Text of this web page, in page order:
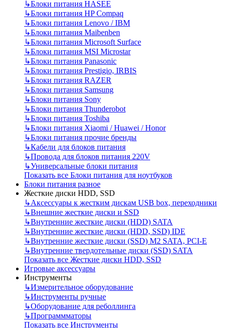
↳Блоки питания HASEE
↳Блоки питания HP Compaq
↳Блоки питания Lenovo / IBM
↳Блоки питания Maibenben
↳Блоки питания Microsoft Surface
↳Блоки питания MSI Microstar
↳Блоки питания Panasonic
↳Блоки питания Prestigio, IRBIS
↳Блоки питания RAZER
↳Блоки питания Samsung
↳Блоки питания Sony
↳Блоки питания Thunderobot
↳Блоки питания Toshiba
↳Блоки питания Xiaomi / Huawei / Honor
↳Блоки питания прочие бренды
↳Кабели для блоков питания
↳Провода для блоков питания 220V
↳Универсальные блоки питания
Показать все Блоки питания для ноутбуков
Блоки питания разное
Жесткие диски HDD, SSD
↳Аксессуары к жестким дискам USB box, переходники
↳Внешние жесткие диски и SSD
↳Внутренние жесткие диски (HDD) SATA
↳Внутренние жесткие диски (HDD, SSD) IDE
↳Внутренние жесткие диски (SSD) M2 SATA, PCI-E
↳Внутренние твердотельные диски (SSD) SATA
Показать все Жесткие диски HDD, SSD
Игровые аксессуары
Инструменты
↳Измерительное оборудование
↳Инструменты ручные
↳Оборудование для реболлинга
↳Программматоры
Показать все Инструменты